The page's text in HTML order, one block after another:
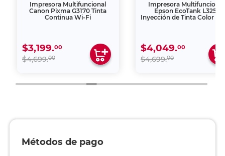
Impresora Multifuncional
Canon Pixma G3170 Tinta
Continua Wi-Fi
$3,199.00
$4,699.00
Impresora Multifuncional
Epson EcoTank L3251
Inyección de Tinta Color
$4,049.00
$4,699.00
Métodos de pago